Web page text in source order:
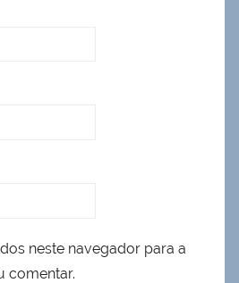
neste navegador para a
comentar.